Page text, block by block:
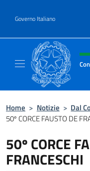
Governo Italiano
Intestazione
Home > Notizie > Dal
50º CORCE FAUSTO DE
50º CORCE
FRANCESCHI